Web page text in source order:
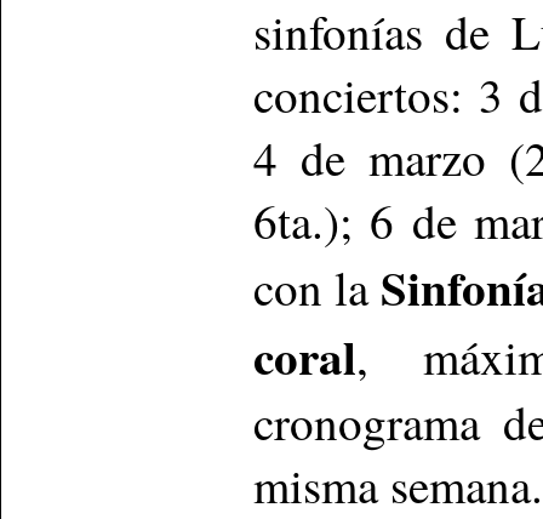
sinfonías de
conciertos: 3
4 de marzo
6ta.); 6 de
con la
coral,
cronograma
misma semana.